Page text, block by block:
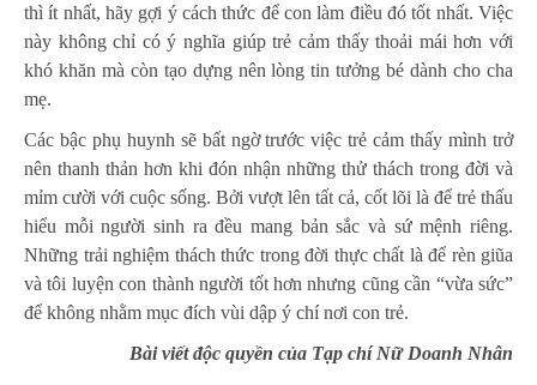
thì ít nhất, hãy gợi ý cách thức để con làm điều đó tốt nhất. Việc
này không chỉ có ý nghĩa giúp trẻ cảm thấy thoải mái hơn với
khó khăn mà còn tạo dựng nên lòng tin tưởng bé dành cho cha
mẹ.
Các bậc phụ huynh sẽ bất ngờ trước việc trẻ cảm thấy mình trở
nên thanh thản hơn khi đón nhận những thử thách trong đời và
mỉm cười với cuộc sống. Bởi vượt lên tất cả, cốt lõi là để trẻ thấu
hiểu mỗi người sinh ra đều mang bản sắc và sứ mệnh riêng.
Những trải nghiệm thách thức trong đời thực chất là để rèn giũa
và tôi luyện con thành người tốt hơn nhưng cũng cần “vừa sức”
để không nhằm mục đích vùi dập ý chí nơi con trẻ.
Bài viết độc quyền của Tạp chí Nữ Doanh Nhân